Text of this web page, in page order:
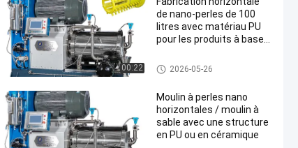
00:22
de nano-perles de 100
litres avec matériau PU
pour les produits à base
Moulin nano de perle
2026-05-26
Moulin à perles nano
horizontales / moulin à
sable avec une structure
en PU ou en céramique